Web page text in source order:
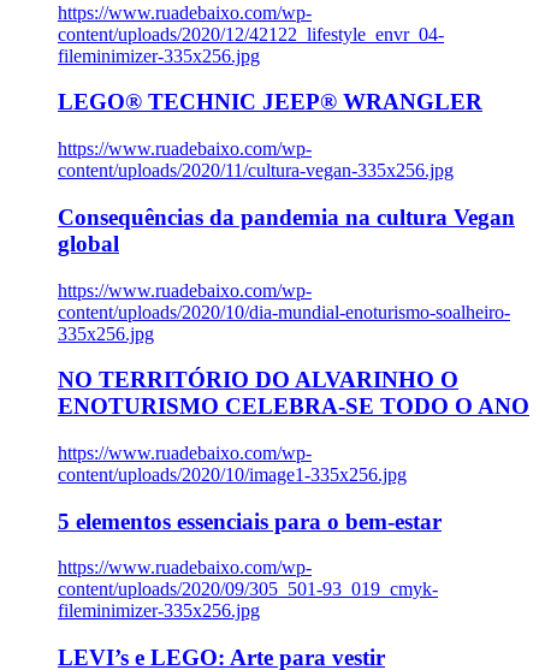
https://www.ruadebaixo.com/wp-
content/uploads/2020/12/42122_lifestyle_envr_04-
fileminimizer-335x256.jpg
LEGO® TECHNIC JEEP® WRANGLER
https://www.ruadebaixo.com/wp-
content/uploads/2020/11/cultura-vegan-335x256.jpg
Consequências da pandemia na cultura Vegan
global
https://www.ruadebaixo.com/wp-
content/uploads/2020/10/dia-mundial-enoturismo-soalheiro-
335x256.jpg
NO TERRITÓRIO DO ALVARINHO O
ENOTURISMO CELEBRA-SE TODO O ANO
https://www.ruadebaixo.com/wp-
content/uploads/2020/10/image1-335x256.jpg
5 elementos essenciais para o bem-estar
https://www.ruadebaixo.com/wp-
content/uploads/2020/09/305_501-93_019_cmyk-
fileminimizer-335x256.jpg
LEVI’s e LEGO: Arte para vestir